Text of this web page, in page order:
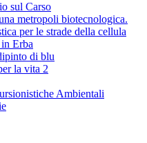
sul Carso
metropoli biotecnologica.
per le strade della cellula
Erba
di blu
la vita 2
Ambientali